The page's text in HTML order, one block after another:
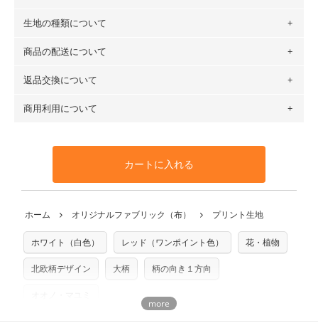
布の長さは50cm単位での販売になります。
場合 → 購入数量「7」
※カットを希望の方は備考欄に「50cmずつカット希望」など
ご記載ください（50cm単位でのカットのみ）
プリント布の仕様についてもっと詳しく見る
生地の種類について
・現在、すべてのデザインのプリントに使用している生地は
ットン（ダブルガーゼ）・100％コットン（ローン）・コッ
トンリネン（ビエラ織）・100％コットン（ツイル）・
100％コットン（キャンバス・11号帆布）です。
生地見本サンプル（無料）を購入する
商品の配送について
・ネコポスでの配送は、布は2mまで型紙は2個までとなりま
も送料の表示が600円となり宅急便での配送となります。
となります。
※万が一、検品時に不備が見つかった場合は、4～5営業日後
の発送となる場合がございます。
※土日祝は営業日に含まれません。
※配送日のご指定は承れません。出来上がり次第、順次発送
返品交換について
・布はご注文後に注文数量のみをプリントするため、
購入後
や用尺をお間違えのないようお願いします。思っていた色味
と違う、などの理由での返品は承れません。予めご了承くだ
商用利用について
す。ハンドメイドサイトなどでの販売用アイテムの製作にご
利用いただけます。「nunocoto fabric使用」といった記載
も不要です。（製品化した際に起こる全ての問題、クレーム
いませんのでご了承ください）
※有料型紙（ホームソーイング型紙シリーズ）および柄がえ
らべるキットに付属された型紙は商用利用できませんのでご
注意ください。型紙自体の転用・販売および型紙を使用して
商用利用についての詳細はこちら
カートに入れる
ホーム オリジナルファブリック（布） プリント生地
ホワイト（白色） レッド（ワンポイント色） 花・植物
北欧柄デザイン 大柄 柄の向き１方向